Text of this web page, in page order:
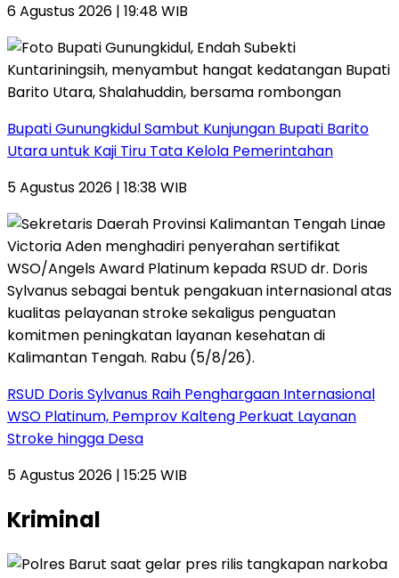
6 Agustus 2026 | 19:48 WIB
Bupati Gunungkidul Sambut Kunjungan Bupati Barito
Utara untuk Kaji Tiru Tata Kelola Pemerintahan
5 Agustus 2026 | 18:38 WIB
RSUD Doris Sylvanus Raih Penghargaan Internasional
WSO Platinum, Pemprov Kalteng Perkuat Layanan
Stroke hingga Desa
5 Agustus 2026 | 15:25 WIB
Kriminal